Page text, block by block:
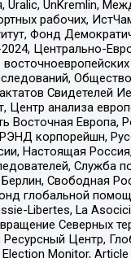
Uralic, UnKremlin,
рабочих,
Фонд
Центрально-
восточноевропейских
Свидетелей
Центр анализа
Восточная Европа,
корпорейшн,
Настоящая
Служба
Свободная
глобальной
Libertes, La
Северных
Ресурсный Центр,
Election Monitor,